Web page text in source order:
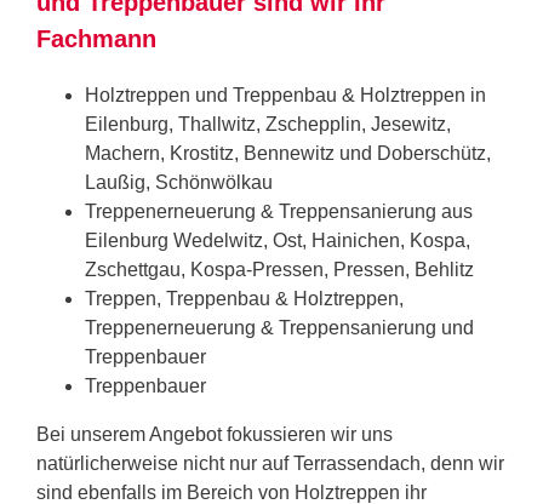
Fachmann
Holztreppen und Treppenbau & Holztreppen in
Eilenburg, Thallwitz, Zschepplin, Jesewitz,
Machern, Krostitz, Bennewitz und Doberschütz,
Laußig, Schönwölkau
Treppenerneuerung & Treppensanierung aus
Eilenburg Wedelwitz, Ost, Hainichen, Kospa,
Zschettgau, Kospa-Pressen, Pressen, Behlitz
Treppen, Treppenbau & Holztreppen,
Treppenerneuerung & Treppensanierung und
Treppenbauer
Treppenbauer
Bei unserem Angebot fokussieren wir uns
natürlicherweise nicht nur auf Terrassendach, denn wir
sind ebenfalls im Bereich von Holztreppen ihr